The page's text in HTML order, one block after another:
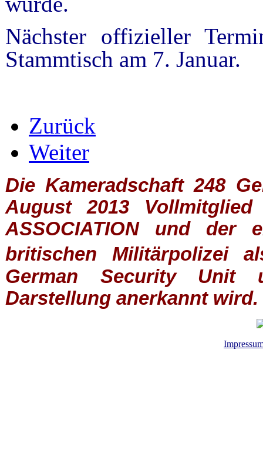
Nächster offizieller
Stammtisch am 7. Januar.
Zurück
Weiter
Die Kameradschaft 248
August 2013
ASSOCIATIONund der
britischen
Militärpolizei
German Security Unit
Darstellung anerkannt wird.